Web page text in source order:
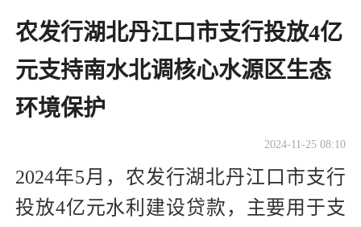
农发行湖北丹江口市支行投放4亿
元支持南水北调核心水源区生态
环境保护
2024-11-25 08:10
2024年5月，农发行湖北丹江口市支行
投放4亿元水利建设贷款，主要用于支